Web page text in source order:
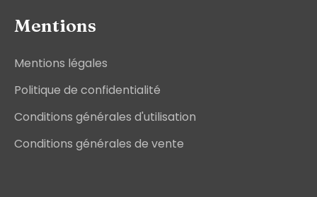
Mentions
Mentions légales
Politique de confidentialité
Conditions générales d'utilisation
Conditions générales de vente